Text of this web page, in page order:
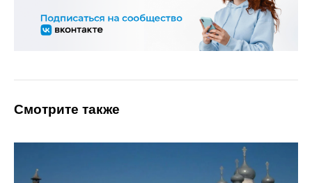
Смотрите также